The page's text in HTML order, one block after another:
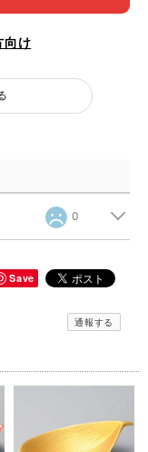
向け
0
Save
通報する